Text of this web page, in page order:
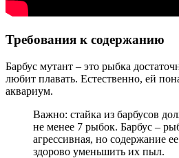
Требования к содержанию
Барбус мутант – это рыбка
любит плавать. Естественно, ей
аквариум.
Важно: стайка из барбусов
не менее 7 рыбок. Барбус –
агрессивная, но содержание
здорово уменьшить их пыл.